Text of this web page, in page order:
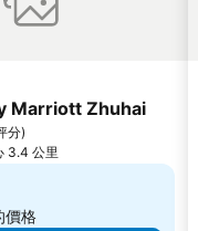
Marriott Zhuhai
分)
3.4 公里
價格